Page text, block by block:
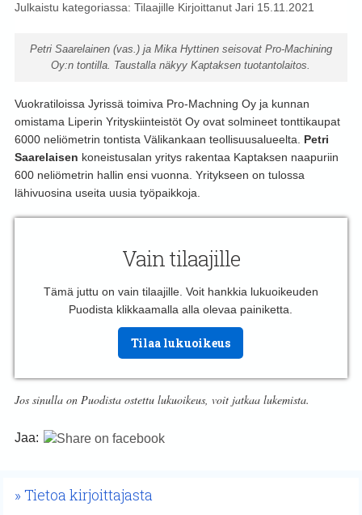
Julkaistu kategoriassa: Tilaajille Kirjoittanut Jari15.11.2021
Petri Saarelainen (vas.) ja Mika Hyttinen seisovat Pro-Machining
Oy:n tontilla. Taustalla näkyy Kaptaksen tuotantolaitos.
Vuokratiloissa Jyrissä toimiva Pro-Machning Oy ja kunnan
omistama Liperin Yrityskiinteistöt Oy ovat solmineet tonttikaupat
6000 neliömetrin tontista Välikankaan teollisuusalueelta. Petri
Saarelaisen koneistusalan yritys rakentaa Kaptaksen naapuriin
600 neliömetrin hallin ensi vuonna. Yritykseen on tulossa
lähivuosina useita uusia työpaikkoja.
Vain tilaajille
Tämä juttu on vain tilaajille. Voit hankkia lukuoikeuden
Puodista klikkaamalla alla olevaa painiketta.
Tilaa lukuoikeus
Jos sinulla on Puodista ostettu lukuoikeus, voit jatkaa lukemista.
Jaa:
Tietoa kirjoittajasta